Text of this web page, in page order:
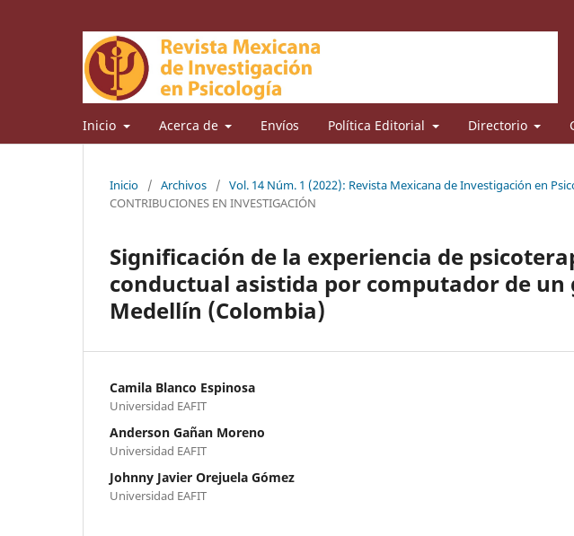
Inicio Acerca de Envíos Política Editorial Directorio
Inicio / Archivos / Vol. 14 Núm. 1 (2022): Revista Mexicana de Investigación en
CONTRIBUCIONES EN INVESTIGACIÓN
Significación de la experiencia de
conductual asistida por computador de un
Medellín (Colombia)
Camila Blanco Espinosa
Universidad EAFIT
Anderson Gañan Moreno
Universidad EAFIT
Johnny Javier Orejuela Gómez
Universidad EAFIT